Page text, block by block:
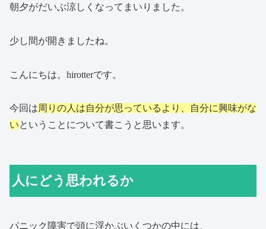
朝夕がだいぶ涼しくなってまいりました。
少し間が開きましたね。
こんにちは。hirotterです。
今回は周りの人は自分が思っているより、自分に興味がな
いということについて書こうと思います。
人にどう思われるか
パニック障害で頭に浮かぶいくつかの中には、